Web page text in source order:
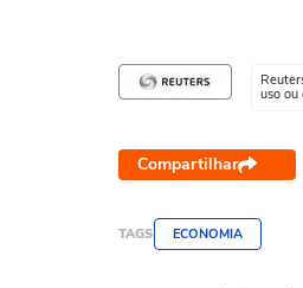
uso ou
Compartilhar
TAGS ECONOMIA